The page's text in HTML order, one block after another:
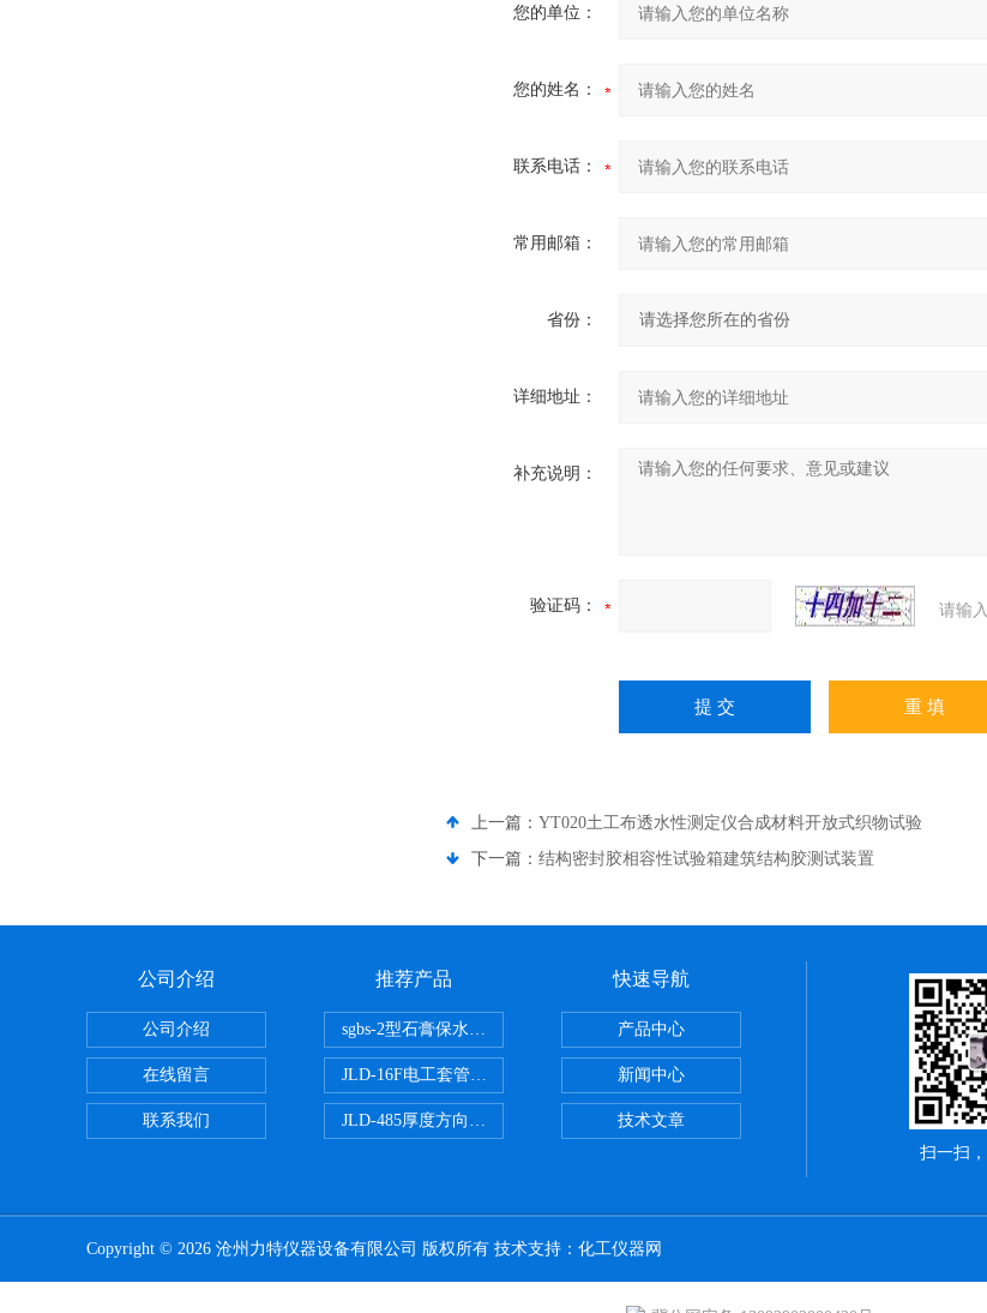
您的单位：
您的姓名：
联系电话：
常用邮箱：
省份：
详细地址：
补充说明：
验证码： 请输
上一篇： YT020土工布透水性测定仪合成材料开放式织物试验
下一篇： 结构密封胶相容性试验箱建筑结构胶测试装置
公司介绍
公司介绍
在线留言
联系我们
推荐产品
sgbs-2型石膏保水率测定仪粉刷石膏检测水泥全自动
JLD-16F电工套管恒温水浴管材
JLD-485厚度方向性钢板拉伸试验夹具
快速导航
产品中心
新闻中心
技术文章
扫一扫
Copyright © 2026 沧州力特仪器设备有限公司 版权所有 技术支持： 化工仪器网